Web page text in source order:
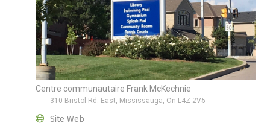
Centre communautaire Frank McKechnie
310 Bristol Rd. East, Mississauga, On L4Z 2V5
Site Web